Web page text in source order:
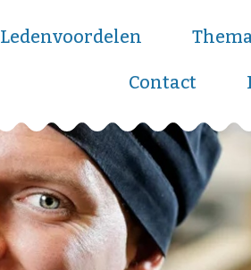
Ledenvoordelen
Contact